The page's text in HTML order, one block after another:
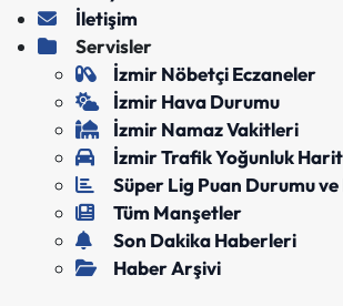
İletişim
Servisler
İzmir Nöbetçi Eczaneler
İzmir Hava Durumu
İzmir Namaz Vakitleri
İzmir Trafik Yoğunluk
Süper Lig Puan Durumu
Tüm Manşetler
Son Dakika Haberleri
Haber Arşivi